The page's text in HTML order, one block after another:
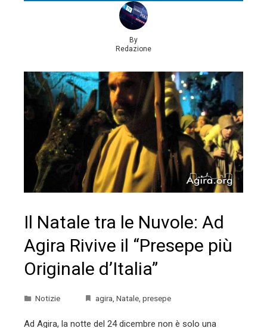
By
Redazione
Il Natale tra le Nuvole: Ad
Agira Rivive il “Presepe più
Originale d’Italia”
Notizie agira Natale presepe
Ad Agira, la notte del 24 dicembre non è solo una